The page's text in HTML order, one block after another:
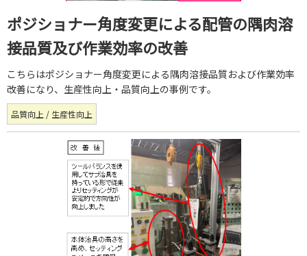
ポジショナー角度変更による配管の隅肉溶
接品質及び作業効率の改善
こちらはポジショナー角度変更による隅肉溶接品質および作業効率
改善になり、生産性向上・品質向上の事例です。
品質向上 / 生産性向上